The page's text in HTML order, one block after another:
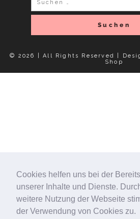
Cookies helfen uns bei der
unserer Inhalte und Dienste.
weitere Nutzung der Webseite
der Verwendung von Cookies zu.
© 2026 | All Rights Reserved |
Shop